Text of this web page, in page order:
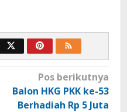
Pos berikutnya
Balon HKG PKK ke-53
Berhadiah Rp 5 Juta